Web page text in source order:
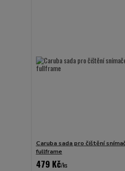
Caruba sada pro čištění
fullframe
479 Kč/ks